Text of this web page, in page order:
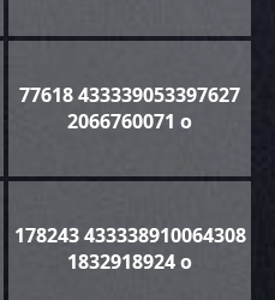
77618 433339053397627
2066760071 o
178243 433338910064308
1832918924 o